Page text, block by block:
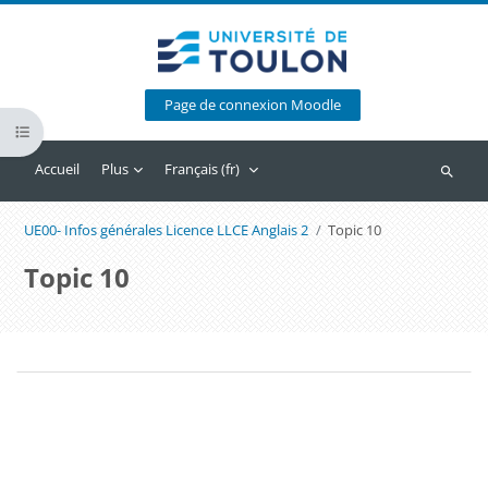
Page de connexion Moodle
Accueil Plus Français ‎(fr)‎
Ouvrir l’index du cours
UE00- Infos générales Licence LLCE Anglais 2 Topic 10
Topic 10
Blocs
Résumé de section